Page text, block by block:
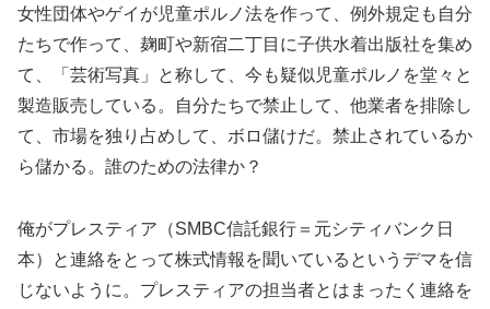
女性団体やゲイが児童ポルノ法を作って、例外規定も自分
たちで作って、麹町や新宿二丁目に子供水着出版社を集め
て、「芸術写真」と称して、今も疑似児童ポルノを堂々と
製造販売している。自分たちで禁止して、他業者を排除し
て、市場を独り占めして、ボロ儲けだ。禁止されているか
ら儲かる。誰のための法律か？
俺がプレスティア（SMBC信託銀行＝元シティバンク日
本）と連絡をとって株式情報を聞いているというデマを信
じないように。プレスティアの担当者とはまったく連絡を